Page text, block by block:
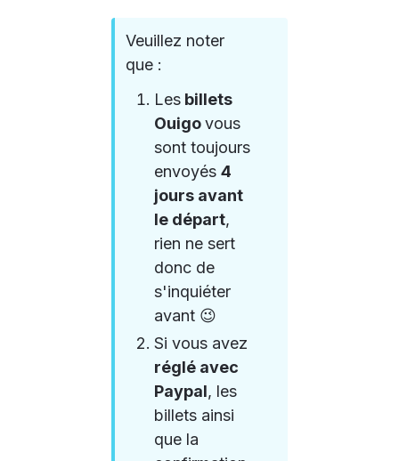
Veuillez noter
que :
Les billets
Ouigo vous
sont toujours
envoyés 4
jours avant
le départ,
rien ne sert
donc de
s'inquiéter
avant 😉
Si vous avez
réglé avec
Paypal, les
billets ainsi
que la